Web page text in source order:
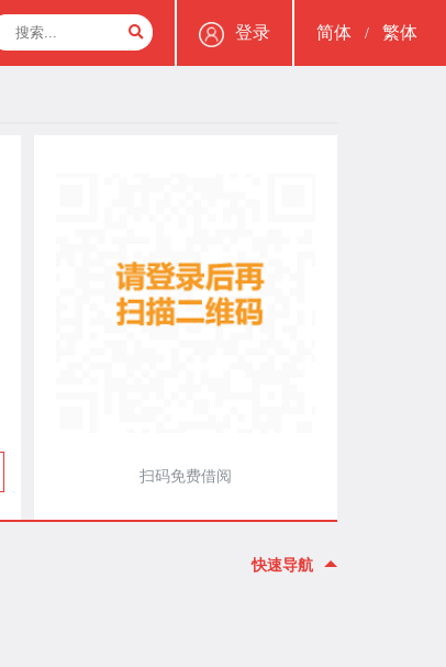
扫码免费借阅
快速导航
登录 简体 / 繁体